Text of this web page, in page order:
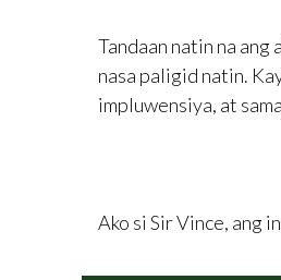
Tandaan natin na
nasa paligid natin.
impluwensiya, at
Ako si Sir Vince, ang